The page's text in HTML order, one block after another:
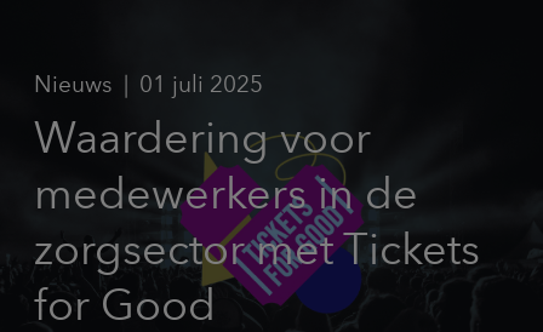
Nieuws 01 juli 2025
Waardering voor
medewerkers in de
zorgsector met Tickets
for Good